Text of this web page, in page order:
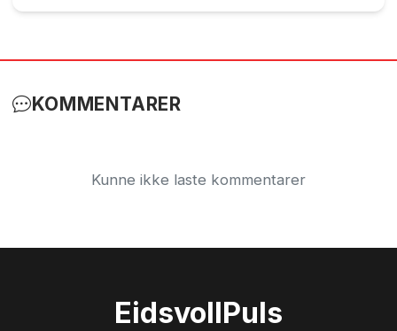
KOMMENTARER
Kunne ikke laste kommentarer
EidsvollPuls